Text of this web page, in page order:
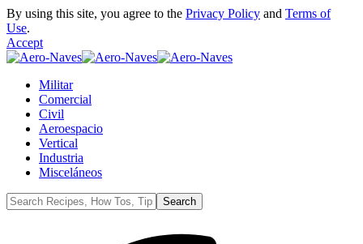
By using this site, you agree to the Privacy Policy and Terms of
Use.
Accept
Militar
Comercial
Civil
Aeroespacio
Vertical
Industria
Misceláneos